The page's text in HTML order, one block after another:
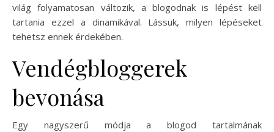
világ folyamatosan változik, a blogodnak is lépést kell
tartania ezzel a dinamikával. Lássuk, milyen lépéseket
tehetsz ennek érdekében.
Vendégbloggerek
bevonása
Egy nagyszerű módja a blogod tartalmának